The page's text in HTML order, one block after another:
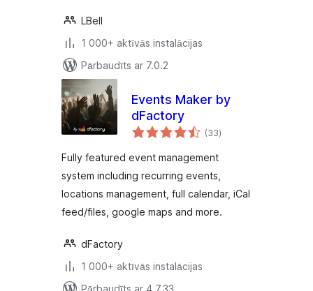
LBell
1 000+ aktīvās instalācijas
Pārbaudīts ar 7.0.2
Events Maker by
dFactory
(33vērtējumu
kopsumma
)
Fully featured event management
system including recurring events,
locations management, full calendar, iCal
feed/files, google maps and more.
dFactory
1 000+ aktīvās instalācijas
Pārbaudīts ar 4.7.33